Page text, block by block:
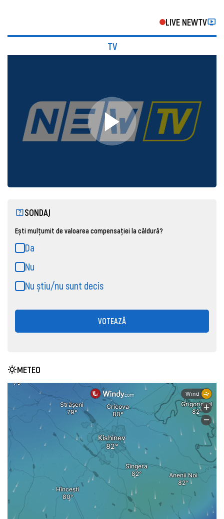
LIVE NEWTV
TV
SONDAJ
Ești mulțumit de valoarea compensației la căldură?
Da
Nu
Nu știu/nu sunt decis
VOTEAZĂ
METEO